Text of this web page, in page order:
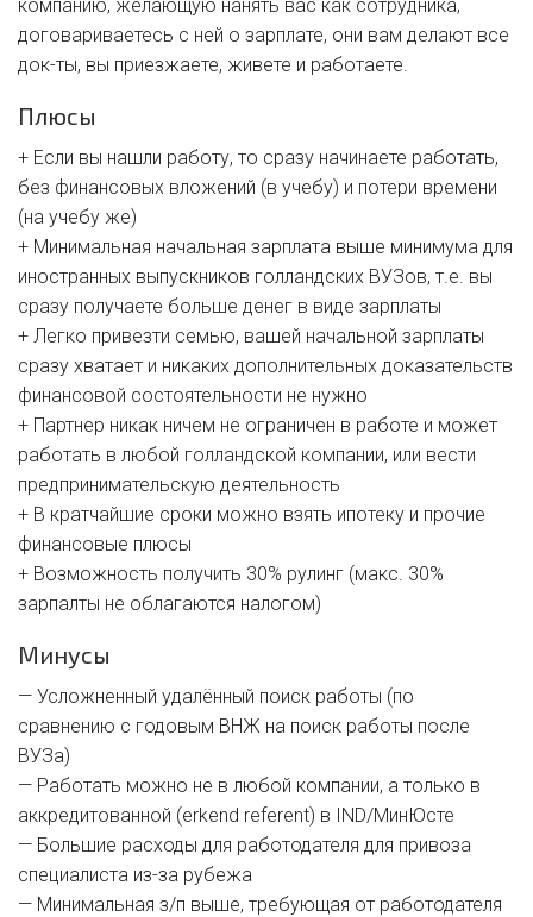
компанию, желающую нанять вас как сотрудника,
договариваетесь с ней о зарплате, они вам делают все
док-ты, вы приезжаете, живете и работаете.
Плюсы
+ Если вы нашли работу, то сразу начинаете работать,
без финансовых вложений (в учебу) и потери времени
(на учебу же)
+ Минимальная начальная зарплата выше минимума для
иностранных выпускников голландских ВУЗов, т.е. вы
сразу получаете больше денег в виде зарплаты
+ Легко привезти семью, вашей начальной зарплаты
сразу хватает и никаких дополнительных доказательств
финансовой состоятельности не нужно
+ Партнер никак ничем не ограничен в работе и может
работать в любой голландской компании, или вести
предпринимательскую деятельность
+ В кратчайшие сроки можно взять ипотеку и прочие
финансовые плюсы
+ Возможность получить 30% рулинг (макс. 30%
зарпалты не облагаются налогом)
Минусы
— Усложненный удалённый поиск работы (по
сравнению с годовым ВНЖ на поиск работы после
ВУЗа)
— Работать можно не в любой компании, а только в
аккредитованной (erkend referent) в IND/МинЮсте
— Большие расходы для работодателя для привоза
специалиста из-за рубежа
— Минимальная з/п выше, требующая от работодателя